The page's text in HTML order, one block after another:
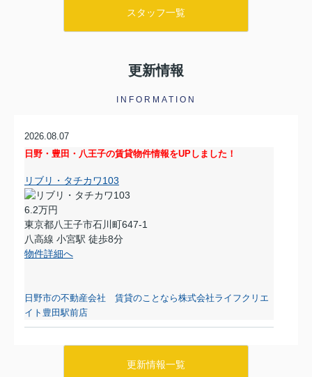
スタッフ一覧
更新情報
INFORMATION
2026.08.07
日野・豊田・八王子の賃貸物件情報をUPしました！
リブリ・タチカワ103
6.2万円
東京都八王子市石川町647-1
八高線 小宮駅 徒歩8分
物件詳細へ
日野市の不動産会社 賃貸のことなら株式会社ライフクリエ
イト豊田駅前店
日野・豊田・八王子の賃貸物件情報をUPしました！
更新情報一覧